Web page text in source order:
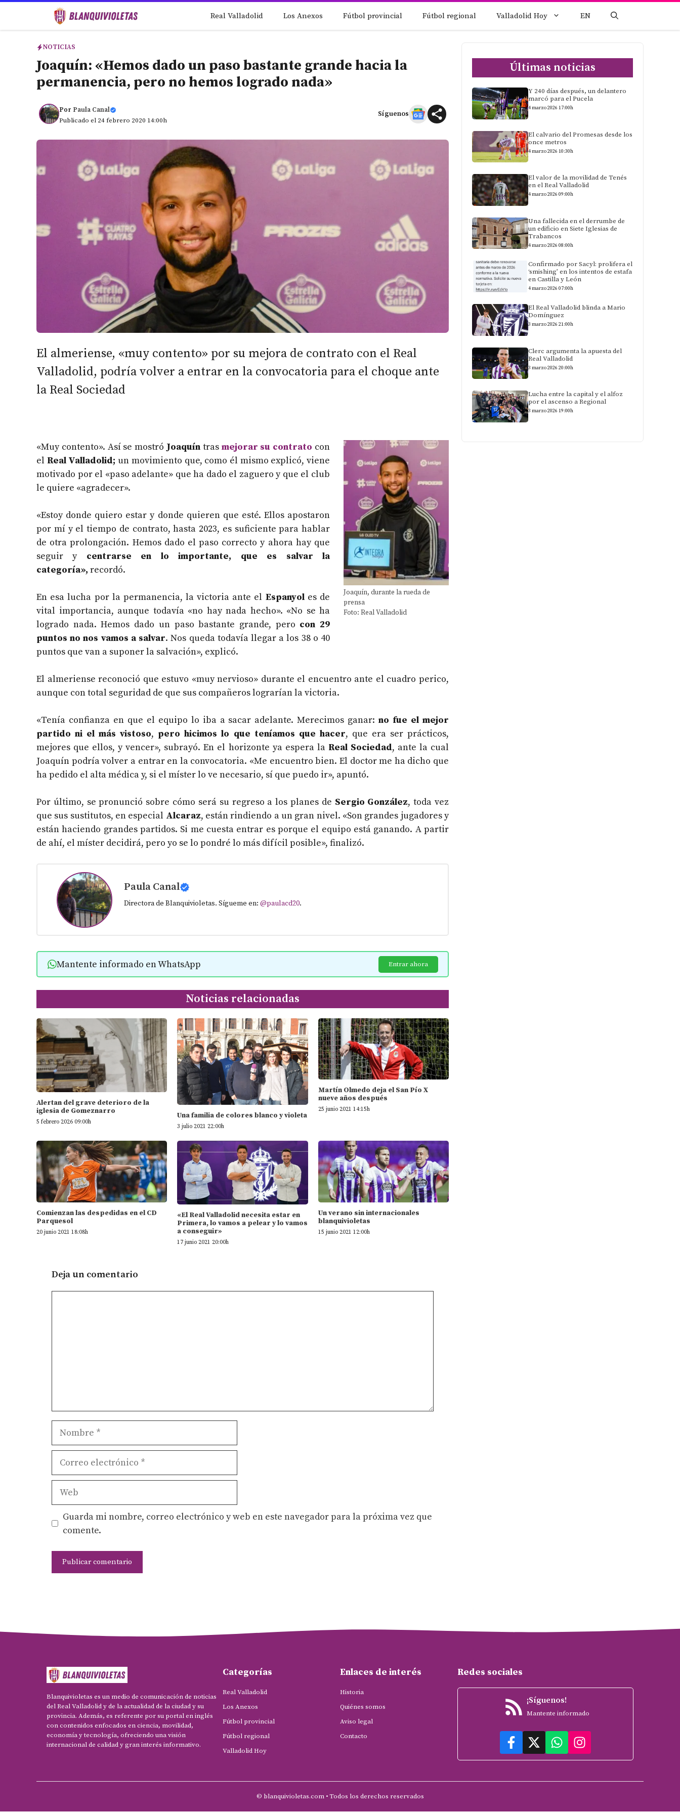
Real Valladolid Los Anexos Fútbol provincial Fútbol regional Valladolid Hoy EN
NOTICIAS
Joaquín: «Hemos dado un paso bastante grande hacia la
permanencia, pero no hemos logrado nada»
Por Paula Canal
Publicado el 24 febrero 2020 14:00h
Síguenos
El almeriense, «muy contento» por su mejora de contrato con el Real
Valladolid, podría volver a entrar en la convocatoria para el choque ante
la Real Sociedad
Joaquín, durante la rueda de
prensa
Foto: Real Valladolid
«Muy contento». Así se mostró Joaquín tras mejorar su contrato con
el Real Valladolid; un movimiento que, como él mismo explicó, viene
motivado por el «paso adelante» que ha dado el zaguero y que el club
le quiere «agradecer».
«Estoy donde quiero estar y donde quieren que esté. Ellos apostaron
por mí y el tiempo de contrato, hasta 2023, es suficiente para hablar
de otra prolongación. Hemos dado el paso correcto y ahora hay que
seguir y centrarse en lo importante, que es salvar la
categoría», recordó.
En esa lucha por la permanencia, la victoria ante el Espanyoles de
vital importancia, aunque todavía «no hay nada hecho». «No se ha
logrado nada. Hemos dado un paso bastante grande, pero con 29
puntos no nos vamos a salvar. Nos queda todavía llegar a los 38 o 40
puntos que van a suponer la salvación», explicó.
El almeriense reconoció que estuvo «muy nervioso» durante el encuentro ante el cuadro perico,
aunque con total seguridad de que sus compañeros lograrían la victoria.
«Tenía confianza en que el equipo lo iba a sacar adelante. Merecimos ganar:no fue el mejor
partido ni el más vistoso, pero hicimos lo que teníamos que hacer, que era ser prácticos,
mejores que ellos, y vencer», subrayó. En el horizonte ya espera la Real Sociedad, ante la cual
Joaquín podría volver a entrar en la convocatoria. «Me encuentro bien. El doctor me ha dicho que
ha pedido el alta médica y, si el míster lo ve necesario, sí que puedo ir», apuntó.
Por último, se pronunció sobre cómo será su regreso a los planes de Sergio González, toda vez
que sus sustitutos, en especial Alcaraz, están rindiendo a un gran nivel. «Son grandes jugadores y
están haciendo grandes partidos. Si me cuesta entrar es porque el equipo está ganando. A partir
de ahí, el míster decidirá, pero yo se lo pondré lo más difícil posible», finalizó.
Paula Canal
Directora de Blanquivioletas. Sígueme en: @paulacd20.
Mantente informado en WhatsApp Entrar ahora
Noticias relacionadas
Alertan del grave deterioro de la
iglesia de Gomeznarro
5 febrero 2026 09:00h
Una familia de colores blanco y violeta
3 julio 2021 22:00h
Martín Olmedo deja el San Pío X
nueve años después
25 junio 2021 14:15h
Comienzan las despedidas en el CD
Parquesol
20 junio 2021 18:08h
«El Real Valladolid necesita estar en
Primera, lo vamos a pelear y lo vamos
a conseguir»
17 junio 2021 20:00h
Un verano sin internacionales
blanquivioletas
15 junio 2021 12:00h
Deja un comentario
Nombre
Guarda mi nombre, correo electrónico y web en este navegador para la próxima vez que
comente.
Últimas noticias
Y 240 días después, un delantero
marcó para el Pucela
4 marzo 2026 17:00h
El calvario del Promesas desde los
once metros
4 marzo 2026 10:30h
El valor de la movilidad de Tenés
en el Real Valladolid
4 marzo 2026 09:00h
Una fallecida en el derrumbe de
un edificio en Siete Iglesias de
Trabancos
4 marzo 2026 08:00h
Confirmado por Sacyl: prolifera el
‘smishing’ en los intentos de estafa
en Castilla y León
4 marzo 2026 07:00h
El Real Valladolid blinda a Mario
Domínguez
3 marzo 2026 21:00h
Clerc argumenta la apuesta del
Real Valladolid
3 marzo 2026 20:00h
Lucha entre la capital y el alfoz
por el ascenso a Regional
3 marzo 2026 19:00h
Blanquivioletas es un medio de comunicación de noticias
del Real Valladolid y de la actualidad de la ciudad y su
provincia. Además, es referente por su portal en inglés
con contenidos enfocados en ciencia, movilidad,
economía y tecnología, ofreciendo una visión
internacional de calidad y gran interés informativo.
Categorías
Real Valladolid
Los Anexos
Fútbol provincial
Fútbol regional
Valladolid Hoy
Enlaces de interés
Historia
Quiénes somos
Aviso legal
Contacto
Redes sociales
¡Síguenos!
Mantente informado
© blanquivioletas.com • Todos los derechos reservados